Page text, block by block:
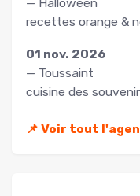
recettes orange &
01 nov. 2026
— Toussaint
cuisine des
📌 Voir tout